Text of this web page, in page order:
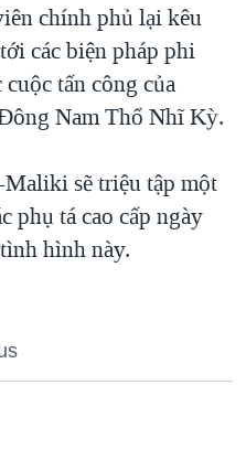
chính phủ lại kêu
các biện pháp phi
cuộc tấn công của
Nam Thổ Nhĩ Kỳ.
sẽ triệu tập một
phụ tá cao cấp ngày
hình này.